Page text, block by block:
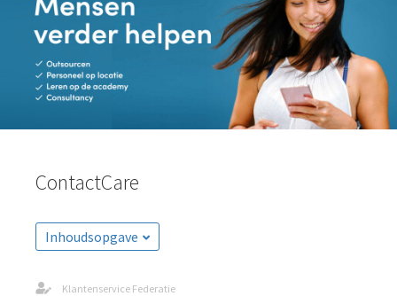
ContactCare
Inhoudsopgave
Klantenservice Federatie
om
kan de